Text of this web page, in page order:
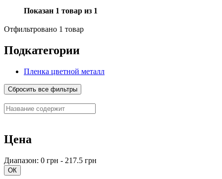
Показан 1 товар из 1
Отфильтровано 1 товар
Подкатегории
Пленка цветной металл
Сбросить все фильтры
Цена
Диапазон: 0 грн - 217.5 грн
ОК